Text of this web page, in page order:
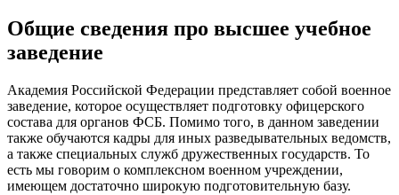
Общие сведения про высшее учебное
заведение
Академия Российской Федерации представляет собой военное
заведение, которое осуществляет подготовку офицерского
состава для органов ФСБ. Помимо того, в данном заведении
также обучаются кадры для иных разведывательных ведомств,
а также специальных служб дружественных государств. То
есть мы говорим о комплексном военном учреждении,
имеющем достаточно широкую подготовительную базу.